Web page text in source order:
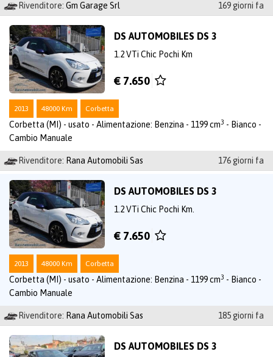
Rivenditore: Gm Garage Srl 169 giorni fa
DS AUTOMOBILES DS 3
1.2 VTi Chic Pochi Km
€ 7.650
2013 48000 Km Corbetta
Corbetta (MI) - usato - Alimentazione: Benzina - 1199 cm3 - Bianco -
Cambio Manuale
Rivenditore: Rana Automobili Sas 176 giorni fa
DS AUTOMOBILES DS 3
1.2 VTi Chic Pochi Km.
€ 7.650
2013 48000 Km Corbetta
Corbetta (MI) - usato - Alimentazione: Benzina - 1199 cm3 - Bianco -
Cambio Manuale
Rivenditore: Rana Automobili Sas 185 giorni fa
DS AUTOMOBILES DS 3